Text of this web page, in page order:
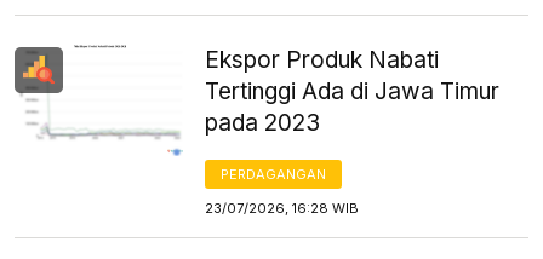
Ekspor Produk Nabati
Tertinggi Ada di Jawa Timur
pada 2023
PERDAGANGAN
23/07/2026, 16:28 WIB